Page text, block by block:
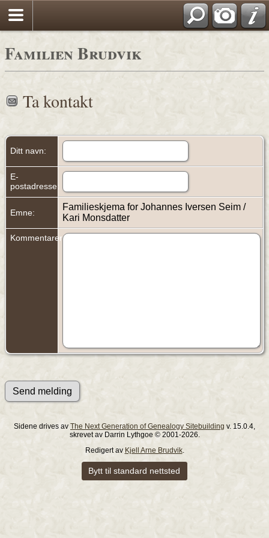
Familien Brudvik
Ta kontakt
Ditt navn:
E-
postadresse:
Emne:
Familieskjema for Johannes Iversen Seim /
Kari Monsdatter
Kommentarer:
Sidene drives av The Next Generation of Genealogy Sitebuilding v. 15.0.4,
skrevet av Darrin Lythgoe © 2001-2026.
Redigert av Kjell Arne Brudvik.
Bytt til standard nettsted